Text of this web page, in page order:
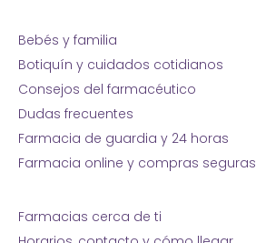
Bebés y familia
Botiquín y cuidados cotidianos
Consejos del farmacéutico
Dudas frecuentes
Farmacia de guardia y 24 horas
Farmacia online y compras seguras
Farmacias cerca de ti